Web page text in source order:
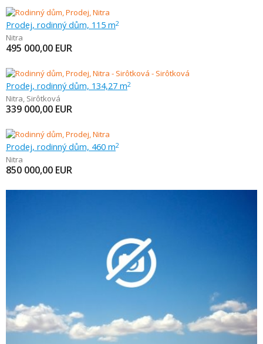
Prodej, rodinný dům, 115 m2
Nitra
495 000,00 EUR
Prodej, rodinný dům, 134,27 m2
Nitra, Sirôtková
339 000,00 EUR
Prodej, rodinný dům, 460 m2
Nitra
850 000,00 EUR